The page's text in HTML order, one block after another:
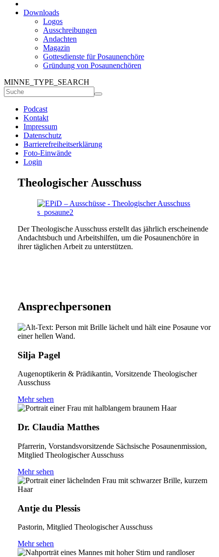
Downloads
Logos
Ausschreibungen
Andachten
Magazin
Gottesdienste für Posaunenchöre
Gründung von Posaunenchören
MINNE_TYPE_SEARCH
Podcast
Kontakt
Impressum
Datenschutz
Barrierefreiheitserklärung
Foto-Einwände
Login
Theologi­scher Aus­schuss
Der Theologische Ausschuss erstellt das jährlich erscheinende
Andachtsbuch und Arbeitshilfen, um die Posaunenchöre in
ihrer täglichen Arbeit zu unterstützen.
Ansprechpersonen
Silja Pagel
Augenoptikerin & Prädikantin, Vorsitzende Theologischer
Ausschuss
Mehr sehen
Dr. Claudia Matthes
Pfarrerin, Vorstandsvorsitzende Sächsische Posaunenmission,
Mitglied Theologischer Ausschuss
Mehr sehen
Antje du Plessis
Pastorin, Mitglied Theologischer Ausschuss
Mehr sehen